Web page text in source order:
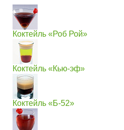
Коктейль «Роб Рой»
Коктейль «Кью-эф»
Коктейль «Б-52»